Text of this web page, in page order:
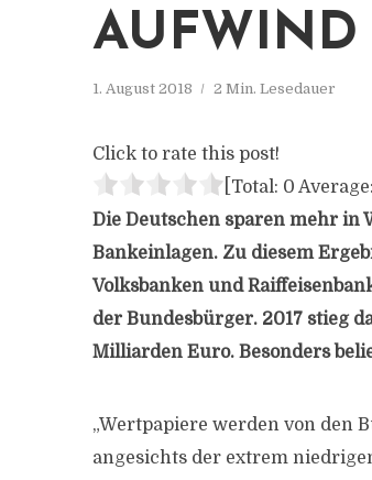
AUFWIND
1. August 2018 2 Min. Lesedauer
Click to rate this post!
[Total: 0 Average:
Die Deutschen sparen mehr in
Bankeinlagen. Zu diesem
Volksbanken und
der Bundesbürger. 2017 stieg
Milliarden Euro. Besonders
„Wertpapiere werden von den
angesichts der extrem